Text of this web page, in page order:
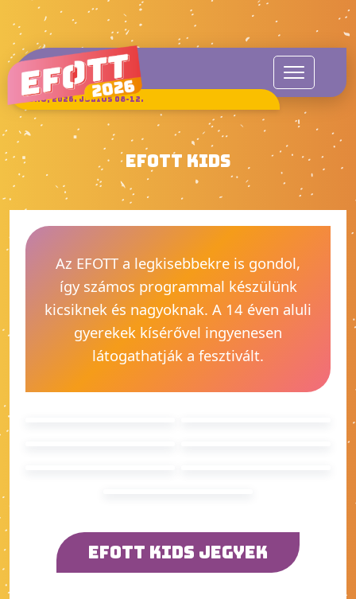
SUKORÓ, 2026. JÚLIUS 08-12.
EFOTT KIDS
Az EFOTT a legkisebbekre is gondol,
így számos programmal készülünk
kicsiknek és nagyoknak. A 14 éven aluli
gyerekek kísérővel ingyenesen
látogathatják a fesztivált.
EFOTT KIDS JEGYEK